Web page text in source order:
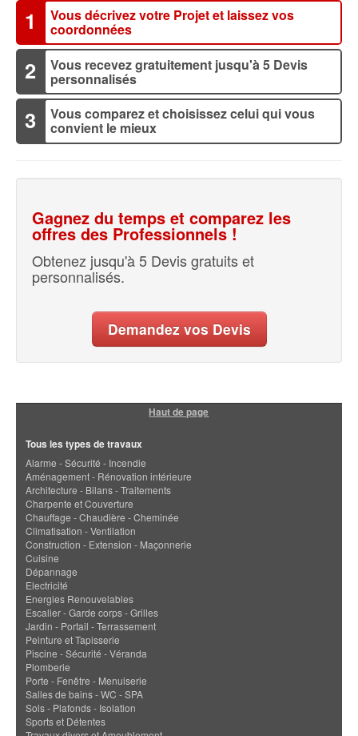
1 Vous décrivez votre Projet et laissez vos
coordonnées
2 Vous recevez gratuitement jusqu'à 5 Devis
personnalisés
3 Vous comparez et choisissez celui qui vous
convient le mieux
Gagnez du temps et comparez les
offres des Professionnels !
Obtenez jusqu'à 5 Devis gratuits et
personnalisés.
Demandez vos Devis
Haut de page
Tous les types de travaux
Alarme - Sécurité - Incendie
Aménagement - Rénovation intérieure
Architecture - Bilans - Traitements
Charpente et Couverture
Chauffage - Chaudière - Cheminée
Climatisation - Ventilation
Construction - Extension - Maçonnerie
Cuisine
Dépannage
Electricité
Energies Renouvelables
Escalier - Garde corps - Grilles
Jardin - Portail - Terrassement
Peinture et Tapisserie
Piscine - Sécurité - Véranda
Plomberie
Porte - Fenêtre - Menuiserie
Salles de bains - WC - SPA
Sols - Plafonds - Isolation
Sports et Détentes